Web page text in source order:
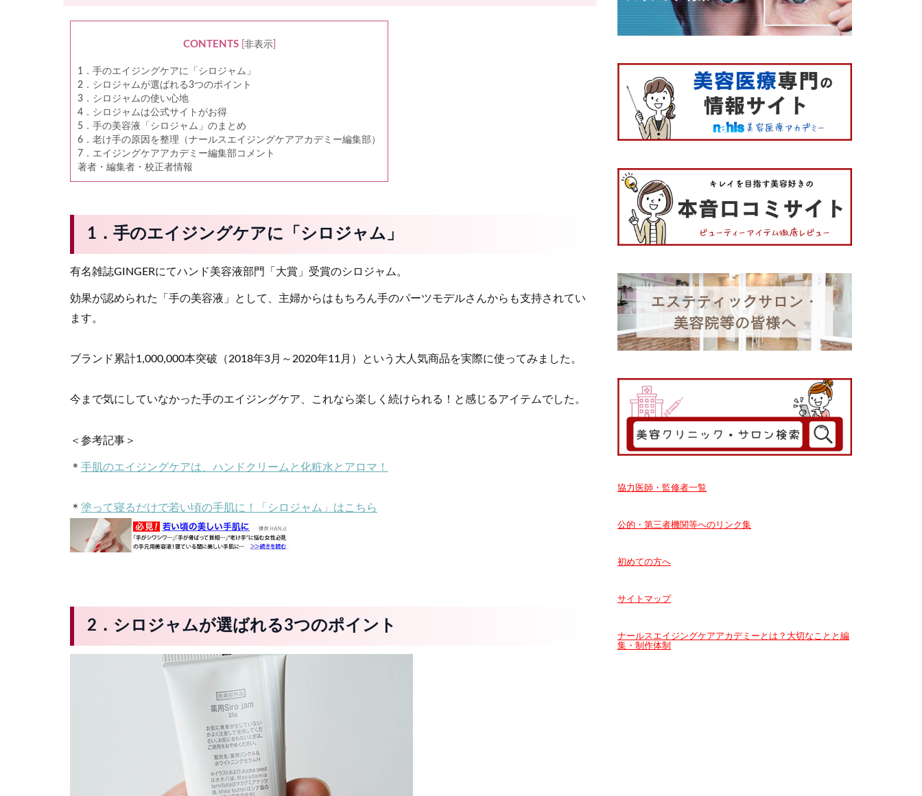
CONTENTS 非表示]
1．手のエイジングケアに「シロジャム」
2．シロジャムが選ばれる3つのポイント
3．シロジャムの使い心地
4．シロジャムは公式サイトがお得
5．手の美容液「シロジャム」のまとめ
6．老け手の原因を整理（ナールスエイジングケアアカデミー編集部）
7．エイジングケアアカデミー編集部コメント
著者・編集者・校正者情報
1．手のエイジングケアに「シロジャム」
有名雑誌GINGERにてハンド美容液部門「大賞」受賞のシロジャム。
効果が認められた「手の美容液」として、主婦からはもちろん手のパーツモデルさんからも支持されてい
ます。
ブランド累計1,000,000本突破（2018年3月～2020年11月）という大人気商品を実際に使ってみました。
今まで気にしていなかった手のエイジングケア、これなら楽しく続けられる！と感じるアイテムでした。
＜参考記事＞
＊ 手肌のエイジングケアは、ハンドクリームと化粧水とアロマ！
＊ 塗って寝るだけで若い頃の手肌に！「シロジャム」はこちら
2．シロジャムが選ばれる3つのポイント
協力医師・監修者一覧
公的・第三者機関等へのリンク集
初めての方へ
サイトマップ
ナールスエイジングケアアカデミーとは？大切なことと編
集・制作体制